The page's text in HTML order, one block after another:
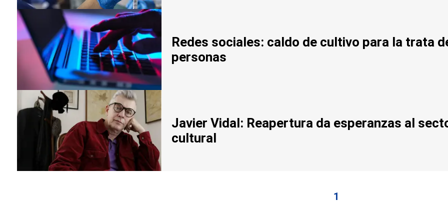
Redes sociales: caldo de cultivo para la trata
personas
Javier Vidal: Reapertura da esperanzas al
cultural
1